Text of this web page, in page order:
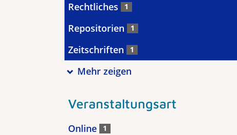
Rechtliches 1
Repositorien 1
Zeitschriften 1
Mehr zeigen
Veranstaltungsart
Online 1